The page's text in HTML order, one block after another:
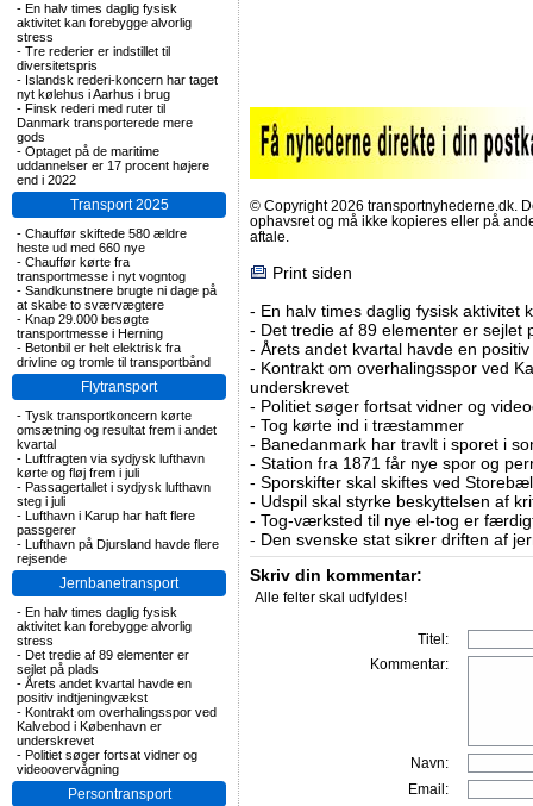
- En halv times daglig fysisk
aktivitet kan forebygge alvorlig
stress
- Tre rederier er indstillet til
diversitetspris
- Islandsk rederi-koncern har taget
nyt kølehus i Aarhus i brug
- Finsk rederi med ruter til
Danmark transporterede mere
gods
- Optaget på de maritime
uddannelser er 17 procent højere
end i 2022
Transport 2025
- Chauffør skiftede 580 ældre
heste ud med 660 nye
- Chauffør kørte fra
transportmesse i nyt vogntog
- Sandkunstnere brugte ni dage på
at skabe to sværvægtere
- Knap 29.000 besøgte
transportmesse i Herning
- Betonbil er helt elektrisk fra
drivline og tromle til transportbånd
Flytransport
- Tysk transportkoncern kørte
omsætning og resultat frem i andet
kvartal
- Luftfragten via sydjysk lufthavn
kørte og fløj frem i juli
- Passagertallet i sydjysk lufthavn
steg i juli
- Lufthavn i Karup har haft flere
passgerer
- Lufthavn på Djursland havde flere
rejsende
Jernbanetransport
- En halv times daglig fysisk
aktivitet kan forebygge alvorlig
stress
- Det tredie af 89 elementer er
sejlet på plads
- Årets andet kvartal havde en
positiv indtjeningvækst
- Kontrakt om overhalingsspor ved
Kalvebod i København er
underskrevet
- Politiet søger fortsat vidner og
videoovervågning
Persontransport
© Copyright 2026 transportnyhederne.dk.
ophavsret og må ikke kopieres eller på
aftale.
Print siden
- En halv times daglig fysisk aktivitet
- Det tredie af 89 elementer er sejlet
- Årets andet kvartal havde en
- Kontrakt om overhalingsspor ved
underskrevet
- Politiet søger fortsat vidner og
- Tog kørte ind i træstammer
- Banedanmark har travlt i sporet i
- Station fra 1871 får nye spor og
- Sporskifter skal skiftes ved
- Udspil skal styrke beskyttelsen af
- Tog-værksted til nye el-tog er
- Den svenske stat sikrer driften af
Skriv din kommentar:
Alle felter skal udfyldes!
Titel:
Kommentar:
Navn:
Email: